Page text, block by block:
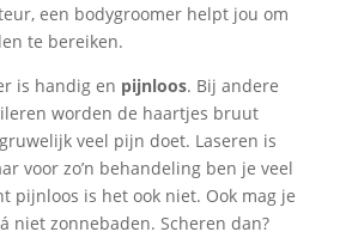
een bodygroomer helpt jou om
te bereiken.
is handig en pijnloos. Bij andere
worden de haartjes bruut
veel pijn doet. Laseren is
voor zo’n behandeling ben je veel
pijnloos is het ook niet. Ook mag je
niet zonnebaden. Scheren dan?